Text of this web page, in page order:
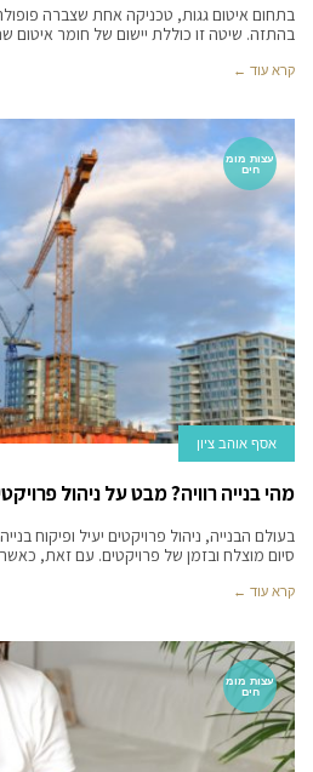
בתחום איטום גגות, טכניקה אחת שצברה
בהתזה. שיטה זו כוללת יישום של חומר איטום
קרא עוד ←
עצות מומ
חים
אסף אוהב ציון
מהי בנייה רוויה? מבט על ניהול
בעולם הבנייה, ניהול פרויקטים יעיל ופיקוח
סיום מוצלח ובזמן של פרויקטים. עם זאת,
קרא עוד ←
עצות מומ
חים